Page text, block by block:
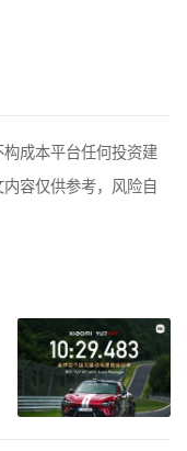
成本平台任何投资建
容仅供参考，风险自